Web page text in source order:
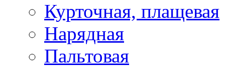
Курточная, плащевая
Нарядная
Пальтовая